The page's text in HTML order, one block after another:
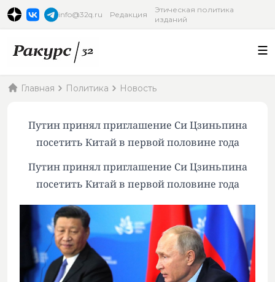
info@32q.ru Редакция
Этическая политика
изданий
Главная Политика Новость
Путин принял приглашение Си Цзиньпина
посетить Китай в первой половине года
Путин принял приглашение Си Цзиньпина
посетить Китай в первой половине года